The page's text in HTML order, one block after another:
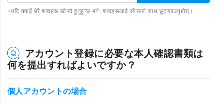
※यदि तपाइँ धेरै शब्दहरू खोज्दै हुनुहुन्छ भने, शब्दहरूलाई स्पेसको साथ छुट्यााउनुहोस्।
アカウント登録に必要な本人確認書類は
何を提出すればよいですか？
個人アカウントの場合